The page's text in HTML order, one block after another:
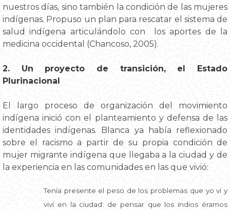
nuestros días, sino también la condición de las mujeres
indígenas. Propuso un plan para rescatar el sistema de
salud indígena articulándolo con los aportes de la
medicina occidental (Chancoso, 2005).
2. Un proyecto de transición, el Estado
Plurinacional
El largo proceso de organización del movimiento
indígena inició con el planteamiento y defensa de las
identidades indígenas. Blanca ya había reflexionado
sobre el racismo a partir de su propia condición de
mujer migrante indígena que llegaba a la ciudad y de
la experiencia en las comunidades en las que vivió:
Tenía presente el peso de los problemas que yo vi y
viví en la ciudad: de pensar que los indios éramos